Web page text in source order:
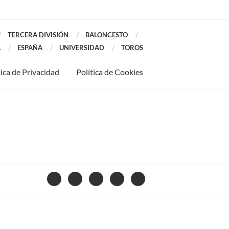
TERCERA DIVISIÓN
BALONCESTO
ESPAÑA UNIVERSIDAD TOROS
de Privacidad Política de Cookies